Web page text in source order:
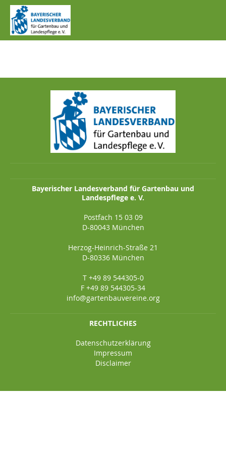
IMG_1094.JPG
Bayerischer Landesverband für Gartenbau und
Landespflege e. V.
Postfach 15 03 09
D-80043 München
Herzog-Heinrich-Straße 21
D-80336 München
T +49 89 544305-0
F +49 89 544305-34
info@gartenbauvereine.org
RECHTLICHES
Datenschutzerklärung
Impressum
Disclaimer